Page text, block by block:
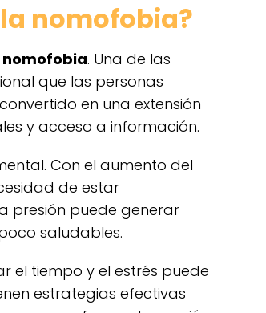
nomofobia?
nomofobia. Una de las
que las personas
en una extensión
y acceso a información.
Con el aumento del
de estar
presión puede generar
saludables.
el tiempo y el estrés puede
estrategias efectivas